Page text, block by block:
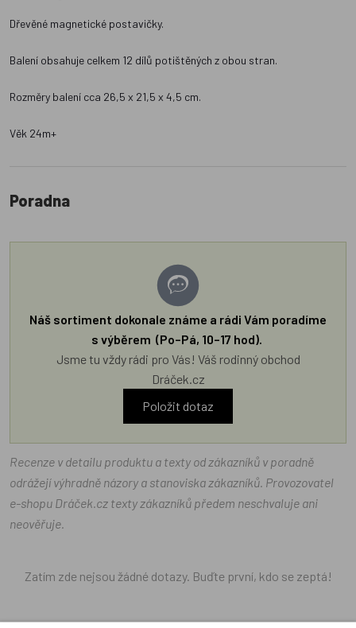
Dřevěné magnetické postavičky.
Balení obsahuje celkem 12 dílů potištěných z obou stran.
Rozměry balení cca 26,5 x 21,5 x 4,5 cm.
Věk 24m+
Poradna
Náš sortiment dokonale známe a rádi Vám poradíme
s výběrem (Po–Pá, 10–17 hod).
Jsme tu vždy rádi pro Vás! Váš rodinný obchod
Dráček.cz
Položit dotaz
Recenze v detailu produktu a texty od zákazníků v poradně
odrážejí výhradně názory a stanoviska zákazníků. Provozovatel
e-shopu Dráček.cz texty zákazníků předem neschvaluje ani
neověřuje.
Zatím zde nejsou žádné dotazy. Buďte první, kdo se zeptá!